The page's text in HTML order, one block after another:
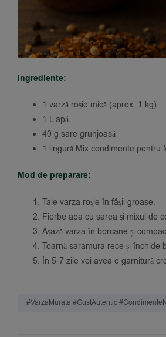
Ingrediente:
1 varză roșie mică (aprox. 1 kg)
1 L apă
40 g sare grunjoasă
1 lingură Mix condimente pentru
Mod de preparare:
Taie varza roșie în fâșii groase.
Fierbe apa cu sarea și mixul de
Așază varza în borcane și
Toarnă saramura rece și închide
În 5-7 zile vei avea o garnitură
#varzaMurata #gustAutentic